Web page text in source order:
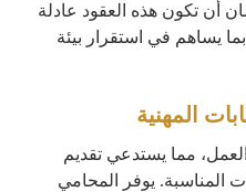
أن تكون هذه العقود عادلة
يساهم في استقرار بيئة
المهنية
مما يستدعي تقديم
المناسبة. يوفر المحامي